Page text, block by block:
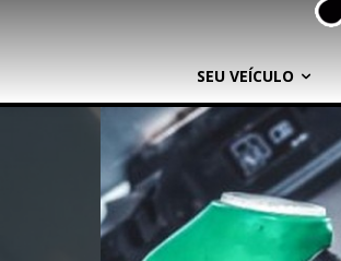
SEU VEÍCULO